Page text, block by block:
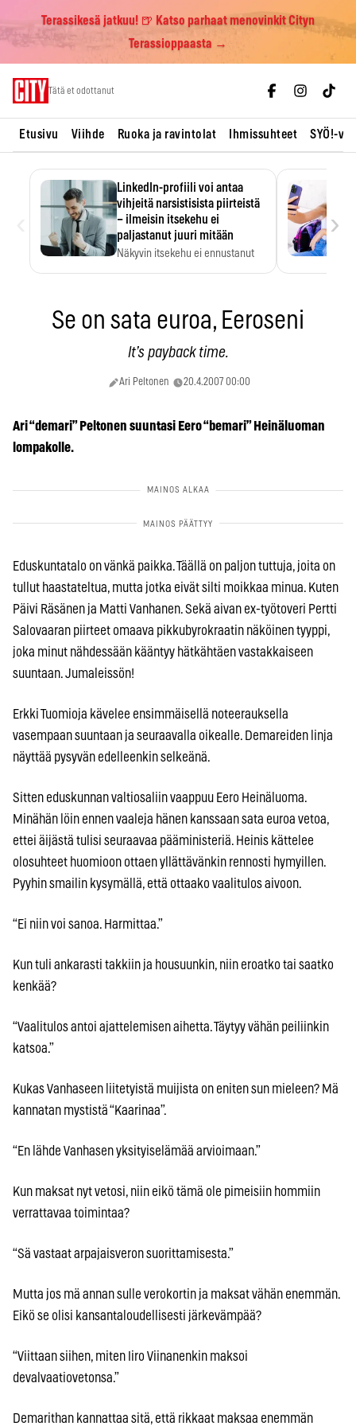
Terassikesä jatkuu! 🍺 Katso parhaat menovinkit Cityn
Terassioppaasta →
Tätä et odottanut
Etusivu Viihde Ruoka ja ravintolat Ihmissuhteet SYÖ!-
LinkedIn-profiili voi antaa
vihjeitä narsistisista piirteistä
– ilmeisin itsekehu ei
paljastanut juuri mitään
Näkyvin itsekehu ei ennustanut
›
Se on sata euroa, Eeroseni
It’s payback time.
Ari Peltonen 20.4.2007 00:00
Ari “demari” Peltonen suuntasi Eero “bemari” Heinäluoman
lompakolle.
Eduskuntatalo on vänkä paikka. Täällä on paljon tuttuja, joita on
tullut haastateltua, mutta jotka eivät silti moikkaa minua. Kuten
Päivi Räsänen ja Matti Vanhanen. Sekä aivan ex-työtoveri Pertti
Salovaaran piirteet omaava pikkubyrokraatin näköinen tyyppi,
joka minut nähdessään kääntyy hätkähtäen vastakkaiseen
suuntaan. Jumaleissön!
Erkki Tuomioja kävelee ensimmäisellä noteerauksella
vasempaan suuntaan ja seuraavalla oikealle. Demareiden linja
näyttää pysyvän edelleenkin selkeänä.
Sitten eduskunnan valtiosaliin vaappuu Eero Heinäluoma.
Minähän löin ennen vaaleja hänen kanssaan sata euroa vetoa,
ettei äijästä tulisi seuraavaa pääministeriä. Heinis kättelee
olosuhteet huomioon ottaen yllättävänkin rennosti hymyillen.
Pyyhin smailin kysymällä, että ottaako vaalitulos aivoon.
“Ei niin voi sanoa. Harmittaa.”
Kun tuli ankarasti takkiin ja housuunkin, niin eroatko tai saatko
kenkää?
“Vaalitulos antoi ajattelemisen aihetta. Täytyy vähän peiliinkin
katsoa.”
Kukas Vanhaseen liitetyistä muijista on eniten sun mieleen? Mä
kannatan mystistä “Kaarinaa”.
“En lähde Vanhasen yksityiselämää arvioimaan.”
Kun maksat nyt vetosi, niin eikö tämä ole pimeisiin hommiin
verrattavaa toimintaa?
“Sä vastaat arpajaisveron suorittamisesta.”
Mutta jos mä annan sulle verokortin ja maksat vähän enemmän.
Eikö se olisi kansantaloudellisesti järkevämpää?
“Viittaan siihen, miten Iiro Viinanenkin maksoi
devalvaatiovetonsa.”
Demarithan kannattaa sitä, että rikkaat maksaa enemmän